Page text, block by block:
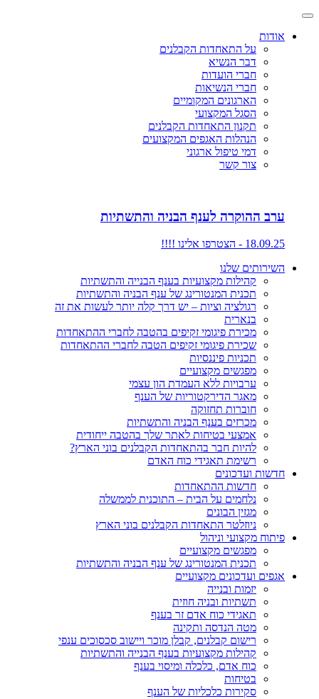
אודות
על התאחדות הקבלנים
דבר הנשיא
חברי הועדות
חברי הנשיאות
הארגונים המקומיים
הסגל המקצועי
תקנון התאחדות הקבלנים
הנהלות האגפים המקצועים
דמי טיפול ארגוני
צור קשר
ערב ההוקרה לענף הבניה והתשתיות
18.09.25 - הצטרפו אלינו !!!!
השירותים שלנו
קהילות מקצועיות בענף הבנייה והתשתיות
תכנית המנטורינג של ענף הבניה והתשתיות
רגולציה וציות – יש דרך קלה יותר לעשות את זה
בנארית
מכירת פיגומי זקיפים בהטבה לחברי ההתאחדות
שכירת פיגומי זקיפים הטבה לחברי ההתאחדות
תכניות פיננסיות
מפגשים מקצועיים
ערבויות ללא העמדת הון עצמי
מאגר הדירקטוריות של הענף
חוברות תחזוקה
מכרזים בענף הבניה והתשתיות
אמצעי בטיחות לאתר שלך בהטבה ייחודית
להיות חבר בהתאחדות הקבלנים בוני הארץ?
רשימת תאגידי כוח האדם
חדשות ועדכונים
חדשות ההתאחדות
נלחמים על הבית – התוכנית לממשלה
מגזין הבונים
ניוזלטר התאחדות הקבלנים בוני הארץ
פיתוח מקצועי וניהול
מפגשים מקצועיים
תכנית המנטורינג של ענף הבניה והתשתיות
אגפים ועדכונים מקצועיים
יזמות ובנייה
תשתיות ובניה חוזית
תאגידי כוח אדם זר בענף
מטה הנדסה ותקינה
רישום קבלנים, קבלן מוכר ויישוב סכסוכים ענפי
קהילות מקצועיות בענף הבנייה והתשתיות
כוח אדם, כלכלה ומיסוי בענף
בטיחות
סקירות כלכליות של הענף